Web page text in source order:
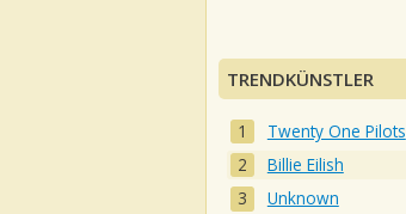
TRENDKÜNSTLER
Twenty One Pilots
Billie Eilish
Unknown